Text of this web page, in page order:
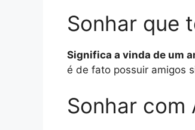
Sonhar que
Significa a vinda de um
é de fato possuir amigos
Sonhar com